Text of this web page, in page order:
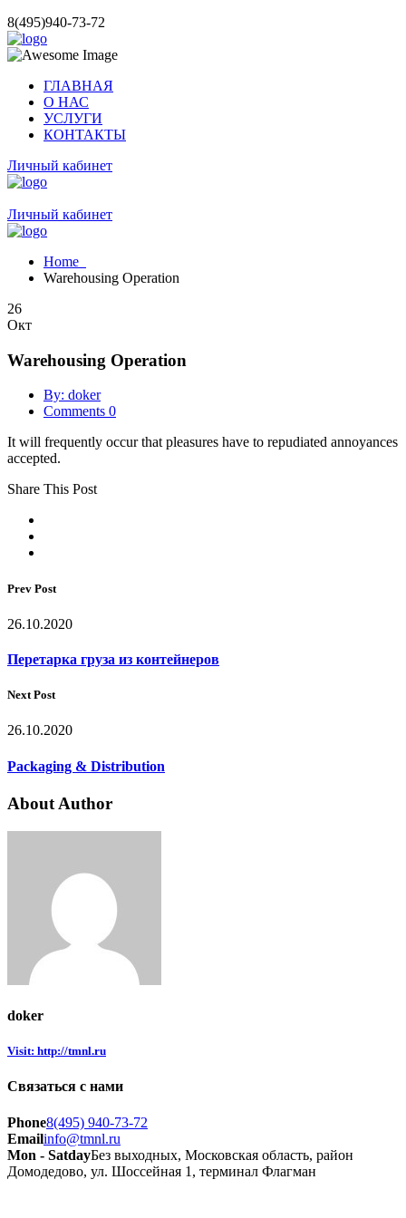
8(495)940-73-72
ГЛАВНАЯ
О НАС
УСЛУГИ
КОНТАКТЫ
Личный кабинет
Личный кабинет
Home
Warehousing Operation
26
Окт
Warehousing Operation
By: doker
Comments 0
It will frequently occur that pleasures have to repudiated annoyances
accepted.
Share This Post
Prev Post
26.10.2020
Перетарка груза из контейнеров
Next Post
26.10.2020
Packaging & Distribution
About Author
doker
Visit: http://tmnl.ru
Связаться с нами
Phone8(495) 940-73-72
Emailinfo@tmnl.ru
Mon - SatdayБез выходных, Московская область, район
Домодедово, ул. Шоссейная 1, терминал Флагман